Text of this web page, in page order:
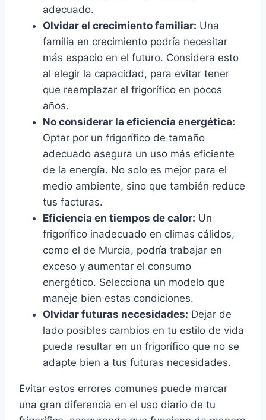
adecuado.
Olvidar el crecimiento familiar: Una
familia en crecimiento podría necesitar
más espacio en el futuro. Considera esto
al elegir la capacidad, para evitar tener
que reemplazar el frigorífico en pocos
años.
No considerar la eficiencia energética:
Optar por un frigorífico de tamaño
adecuado asegura un uso más eficiente
de la energía. No solo es mejor para el
medio ambiente, sino que también reduce
tus facturas.
Eficiencia en tiempos de calor: Un
frigorífico inadecuado en climas cálidos,
como el de Murcia, podría trabajar en
exceso y aumentar el consumo
energético. Selecciona un modelo que
maneje bien estas condiciones.
Olvidar futuras necesidades: Dejar de
lado posibles cambios en tu estilo de vida
puede resultar en un frigorífico que no se
adapte bien a tus futuras necesidades.
Evitar estos errores comunes puede marcar
una gran diferencia en el uso diario de tu